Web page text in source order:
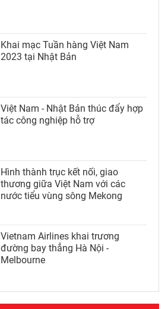
Khai mạc Tuần hàng Việt Nam
2023 tại Nhật Bản
Việt Nam - Nhật Bản thúc đẩy hợp
tác công nghiệp hỗ trợ
Hình thành trục kết nối, giao
thương giữa Việt Nam với các
nước tiểu vùng sông Mekong
Vietnam Airlines khai trương
đường bay thẳng Hà Nội -
Melbourne